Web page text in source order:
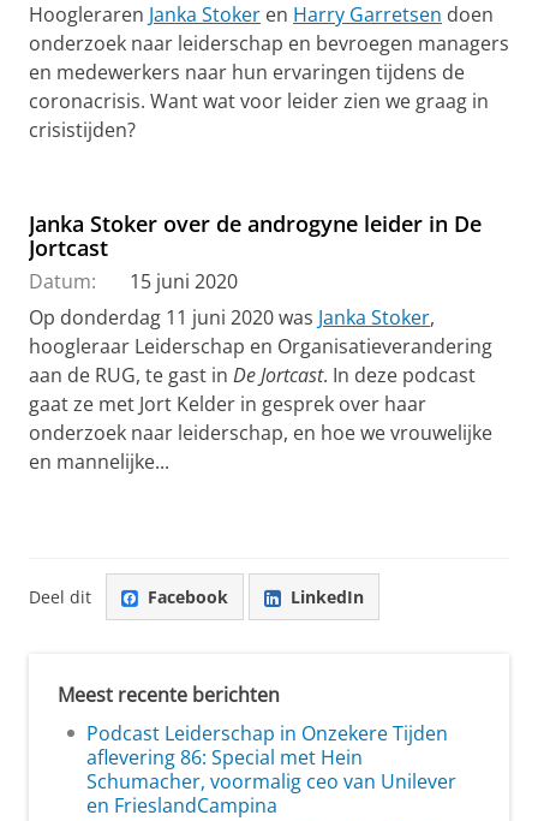
Hoogleraren Janka Stoker en Harry Garretsen doen
onderzoek naar leiderschap en bevroegen managers
en medewerkers naar hun ervaringen tijdens de
coronacrisis. Want wat voor leider zien we graag in
crisistijden?
Janka Stoker over de androgyne leider in De
Jortcast
Datum:
15 juni 2020
Op donderdag 11 juni 2020 was Janka Stoker,
hoogleraar Leiderschap en Organisatieverandering
aan de RUG, te gast in De Jortcast. In deze podcast
gaat ze met Jort Kelder in gesprek over haar
onderzoek naar leiderschap, en hoe we vrouwelijke
en mannelijke...
Deel dit Facebook LinkedIn
Meest recente berichten
Podcast Leiderschap in Onzekere Tijden
aflevering 86: Special met Hein
Schumacher, voormalig ceo van Unilever
en FrieslandCampina